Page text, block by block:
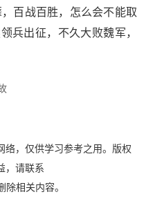
百战百胜，怎么会不能取
兵出征，不久大败魏军，
，仅供学习参考之用。版权
，请联系
相关内容。